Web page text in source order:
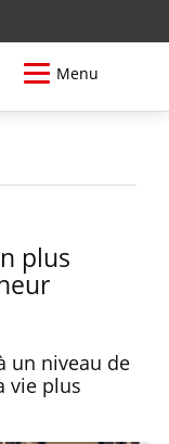
Menu
plus
un niveau de
vie plus